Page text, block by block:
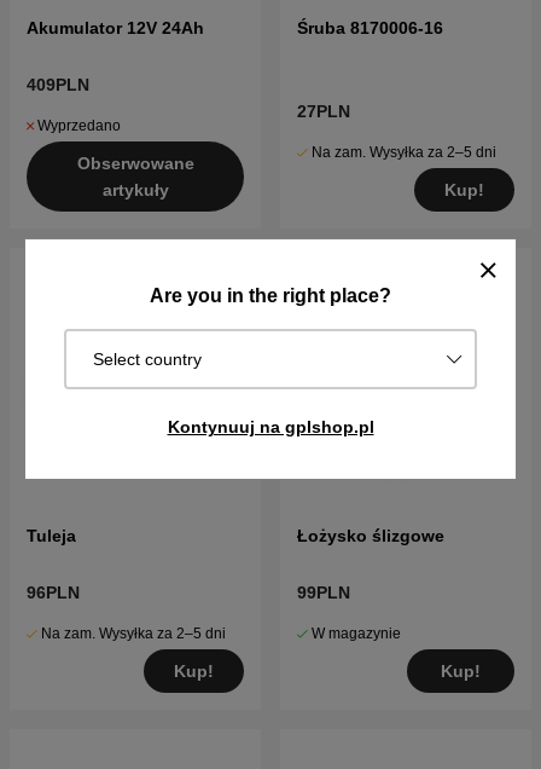
Are you in the right place?
Select country
Kontynuuj na gplshop.pl
Akumulator 12V 24Ah
409PLN
Wyprzedano
Obserwowane
artykuły
Śruba 8170006-16
27PLN
Na zam. Wysyłka za 2–5 dni
Kup!
Tuleja
96PLN
Na zam. Wysyłka za 2–5 dni
Kup!
Łożysko ślizgowe
99PLN
W magazynie
Kup!